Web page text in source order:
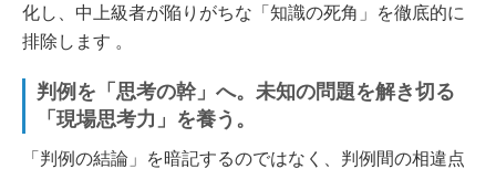
化し、中上級者が陥りがちな「知識の死角」を徹底的に
排除します 。
判例を「思考の幹」へ。未知の問題を解き切る
「現場思考力」を養う。
「判例の結論」を暗記するのではなく、判例間の相違点